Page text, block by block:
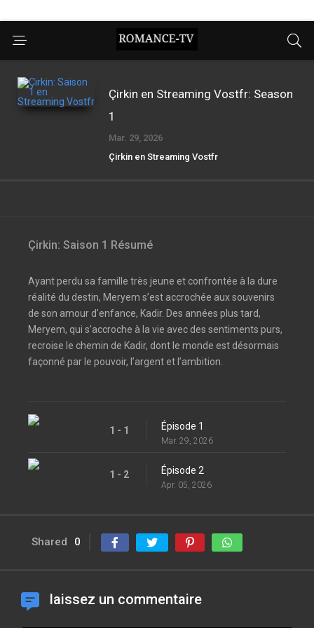
Çirkin en Streaming Vostfr: Season
1
Mar. 29, 2026
Çirkin en Streaming Vostfr
Çirkin: Saison 1 Résumé
Ayant perdu sa famille très jeune et confrontée à la dure
réalité du destin, Meryem s’est accrochée aux souvenirs
de son amour d’enfance, Kadir. Des années plus tard,
Meryem, qui s’accroche à la vie avec des sentiments purs,
recroise le chemin de Kadir, dont le monde est désormais
façonné par le pouvoir, l’argent et l’ambition.
1 - 1 Épisode 1
Mar. 29, 2026
1 - 2 Épisode 2
Apr. 05, 2026
Shared 0
laissez un commentaire